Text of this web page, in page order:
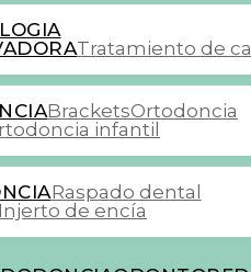
Tratamiento de
BracketsOrtodoncia
infantil
Raspado dental
Injerto de encía